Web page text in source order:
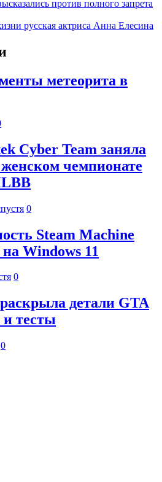
против полного запрета
русская актриса Анна Елесина
метеорита в
Cyber Team заняла
чемпионате
0
Steam Machine
Windows 11
0
детали GTA
и тесты
0